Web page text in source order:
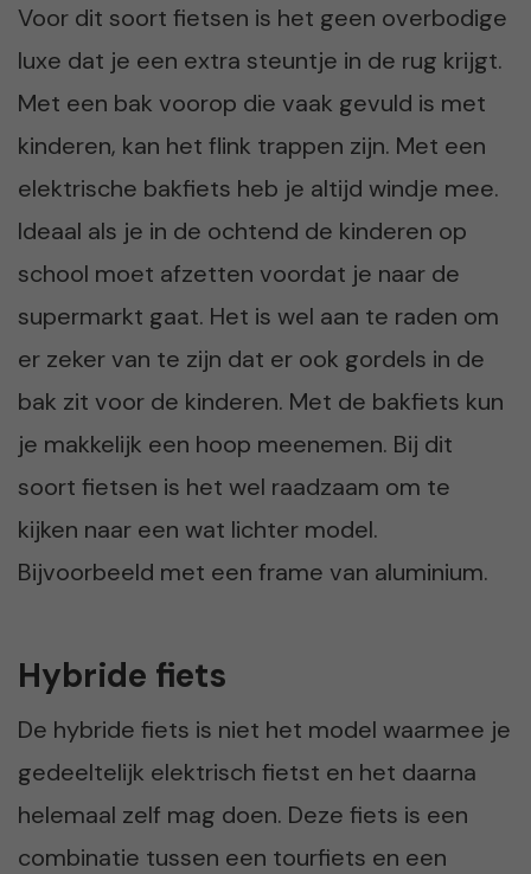
Voor dit soort fietsen is het geen overbodige
luxe dat je een extra steuntje in de rug krijgt.
Met een bak voorop die vaak gevuld is met
kinderen, kan het flink trappen zijn. Met een
elektrische bakfiets heb je altijd windje mee.
Ideaal als je in de ochtend de kinderen op
school moet afzetten voordat je naar de
supermarkt gaat. Het is wel aan te raden om
er zeker van te zijn dat er ook gordels in de
bak zit voor de kinderen. Met de bakfiets kun
je makkelijk een hoop meenemen. Bij dit
soort fietsen is het wel raadzaam om te
kijken naar een wat lichter model.
Bijvoorbeeld met een frame van aluminium.
Hybride fiets
De hybride fiets is niet het model waarmee je
gedeeltelijk elektrisch fietst en het daarna
helemaal zelf mag doen. Deze fiets is een
combinatie tussen een tourfiets en een